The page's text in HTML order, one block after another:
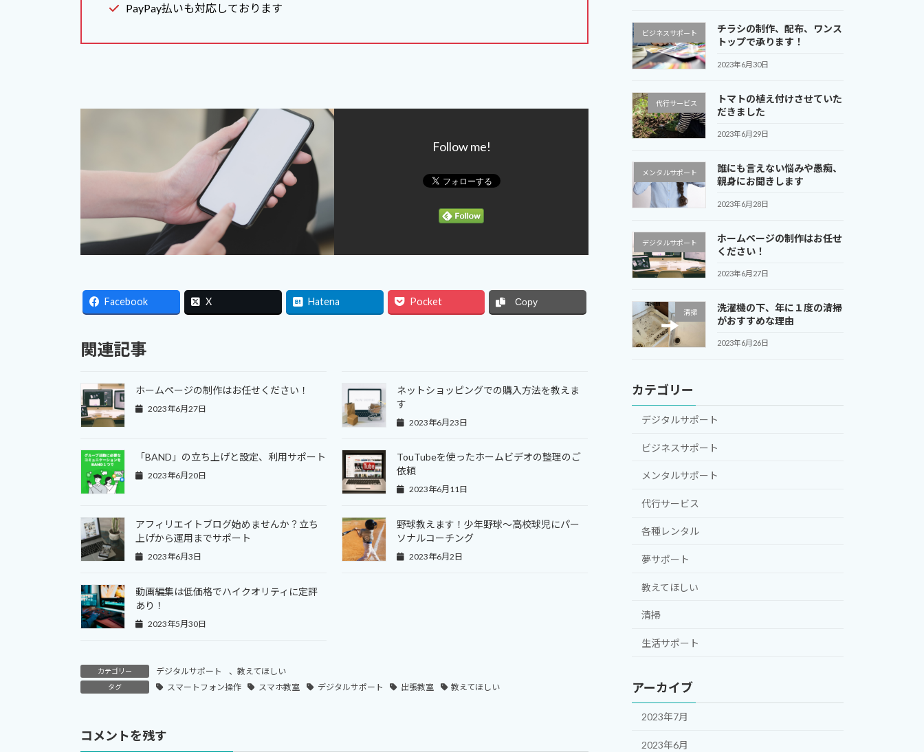
PayPay払いも対応しております
Follow me!
Facebook X Hatena Pocket Copy
関連記事
ホームページの制作はお任せください！
2023年6月27日
ネットショッピングでの購入方法を教えま
す
2023年6月23日
「BAND」の立ち上げと設定、利用サポート
2023年6月20日
TouTubeを使ったホームビデオの整理のご
依頼
2023年6月11日
アフィリエイトブログ始めませんか？立ち
上げから運用までサポート
2023年6月3日
野球教えます！少年野球～高校球児にパー
ソナルコーチング
2023年6月2日
動画編集は低価格でハイクオリティに定評
あり！
2023年5月30日
カテゴリー デジタルサポート 、 教えてほしい
タグ スマートフォン操作 スマホ教室 デジタルサポート 出張教室 教えてほしい
コメントを残す
ビジネスサポート
チラシの制作、配布、ワンス
トップで承ります！
2023年6月30日
代行サービス
トマトの植え付けさせていた
だきました
2023年6月29日
メンタルサポート
誰にも言えない悩みや愚痴、
親身にお聞きします
2023年6月28日
デジタルサポート
ホームページの制作はお任せ
ください！
2023年6月27日
清掃
洗濯機の下、年に１度の清掃
がおすすめな理由
2023年6月26日
カテゴリー
デジタルサポート
ビジネスサポート
メンタルサポート
代行サービス
各種レンタル
夢サポート
教えてほしい
清掃
生活サポート
アーカイブ
2023年7月
2023年6月